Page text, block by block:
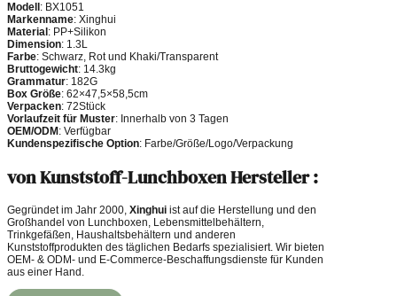
Modell : BX1051
Markenname: Xinghui
Material : PP+Silikon
Dimension: 1.3L
Farbe: Schwarz, Rot und Khaki/Transparent
Bruttogewicht: 14.3kg
Grammatur: 182G
Box Größe: 62×47,5×58,5cm
Verpacken: 72Stück
Vorlaufzeit für Muster: Innerhalb von 3 Tagen
OEM/ODM : Verfügbar
Kundenspezifische Option: Farbe/Größe/Logo/Verpackung
von Kunststoff-Lunchboxen Hersteller :
Gegründet im Jahr 2000, Xinghui ist auf die Herstellung und den
Großhandel von Lunchboxen, Lebensmittelbehältern,
Trinkgefäßen, Haushaltsbehältern und anderen
Kunststoffprodukten des täglichen Bedarfs spezialisiert. Wir bieten
OEM- & ODM- und E-Commerce-Beschaffungsdienste für Kunden
aus einer Hand.